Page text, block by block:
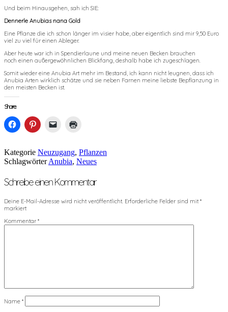
Und beim Hinausgehen, sah ich SIE:
Dennerle Anubias nana Gold
Eine Pflanze die ich schon länger im visier habe, aber eigentlich sind mir 9,50 Euro
viel zu viel für einen Ableger.
Aber heute war ich in Spendierlaune und meine neuen Becken brauchen
noch einen außergewöhnlichen Blickfang, deshalb habe ich zugeschlagen.
Somit wieder eine Anubia Art mehr im Bestand, ich kann nicht leugnen, dass ich
Anubia Arten wirklich schätze und sie neben Farnen meine liebste Bepflanzung in
den meisten Becken ist.
Share:
Klick,
um
zu
teilen
(Wird
Fenster
Klick,
um
zu
teilen
(Wird
Fenster
Klicken,
einen
Link
per
zu
in
in
neuem
Fenster
Kategorie Neuzugang, Pflanzen
SchlagwörterAnubia, Neues
Schreibe einen Kommentar
Deine E-Mail-Adresse wird nicht veröffentlicht. Erforderliche Felder sind mit *
markiert
Kommentar*
Name *